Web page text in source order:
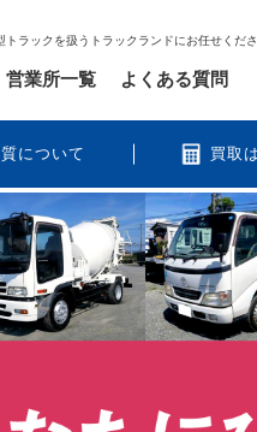
ラックを扱うトラックランドにお任せくだ
について 買取
営業所一覧 よくある質問